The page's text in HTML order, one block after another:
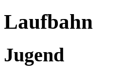
Laufbahn
Jugend